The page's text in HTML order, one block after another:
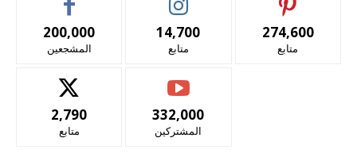
200,000
المشجعين
14,700
متابع
274,600
متابع
2,790
متابع
332,000
المشتركين